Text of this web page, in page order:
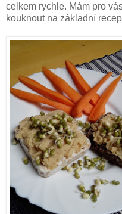
celkem rychle. Mám pro
kouknout na základní